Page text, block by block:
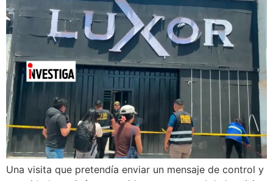
Una visita que pretendía enviar un mensaje de control y